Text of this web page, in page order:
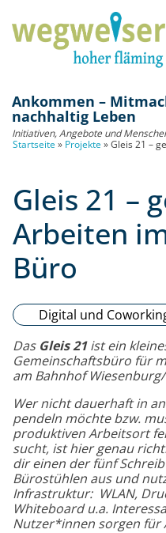
Ankommen –
nachhaltig Leben
Initiativen, Angebote und
Startseite » Projekte »Gleis 21 –
Gleis 21 –
Arbeiten
Büro
Digital und
Das Gleis 21ist ein
Gemeinschaftsbüro für
am Bahnhof
Wer nicht dauerhaft in
pendeln möchte bzw.
produktiven Arbeitsort
sucht, ist hier genau
dir einen der fünf
Bürostühlen aus und
Infrastruktur: WLAN,
Whiteboard u.a.
Nutzer*innen sorgen für